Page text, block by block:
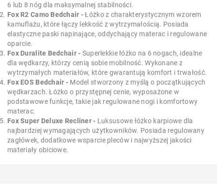
6 lub 8 nóg dla maksymalnej stabilności.
Fox R2 Camo Bedchair -Łóżko z charakterystycznym wzorem
kamuflażu, które łączy lekkość z wytrzymałością. Posiada
elastyczne paski napinające, oddychający materac i regulowane
oparcie.
Fox Duralite Bedchair - Superlekkie łóżko na 6 nogach, idealne
dla wędkarzy, którzy cenią sobie mobilność. Wykonane z
wytrzymałych materiałów, które gwarantują komfort i trwałość.
Fox EOS Bedchair - Model stworzony z myślą o początkujących
wędkarzach. Łóżko o przystępnej cenie, wyposażone w
podstawowe funkcje, takie jak regulowane nogi i komfortowy
materac.
Fox Super Deluxe Recliner - Luksusowe łóżko karpiowe dla
najbardziej wymagających użytkowników. Posiada regulowany
zagłówek, dodatkowe wsparcie pleców i najwyższej jakości
materiały obiciowe.